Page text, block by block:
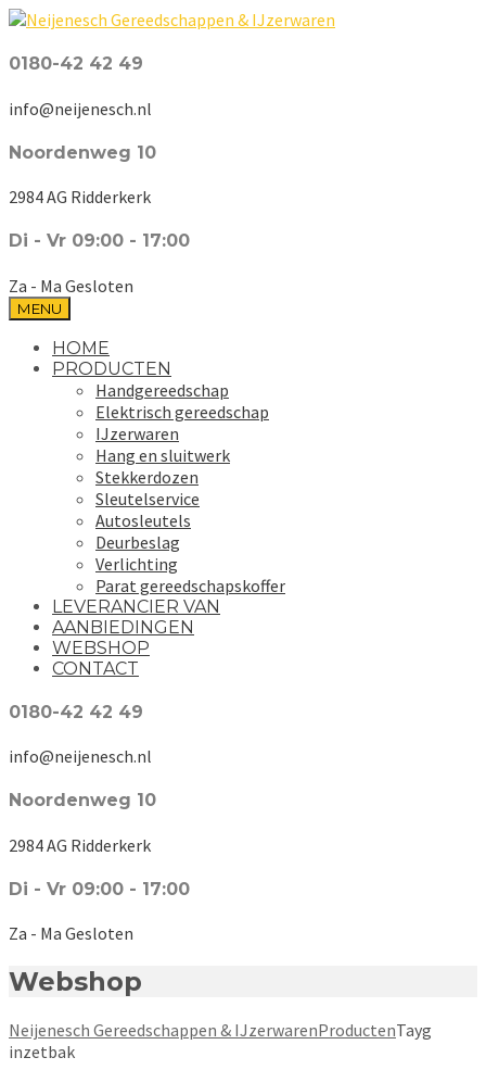
0180-42 42 49
info@neijenesch.nl
Noordenweg 10
2984 AG Ridderkerk
Di - Vr 09:00 - 17:00
Za - Ma Gesloten
MENU
HOME
PRODUCTEN
Handgereedschap
Elektrisch gereedschap
IJzerwaren
Hang en sluitwerk
Stekkerdozen
Sleutelservice
Autosleutels
Deurbeslag
Verlichting
Parat gereedschapskoffer
LEVERANCIER VAN
AANBIEDINGEN
WEBSHOP
CONTACT
0180-42 42 49
info@neijenesch.nl
Noordenweg 10
2984 AG Ridderkerk
Di - Vr 09:00 - 17:00
Za - Ma Gesloten
Webshop
Neijenesch Gereedschappen & IJzerwarenProductenTayg
inzetbak